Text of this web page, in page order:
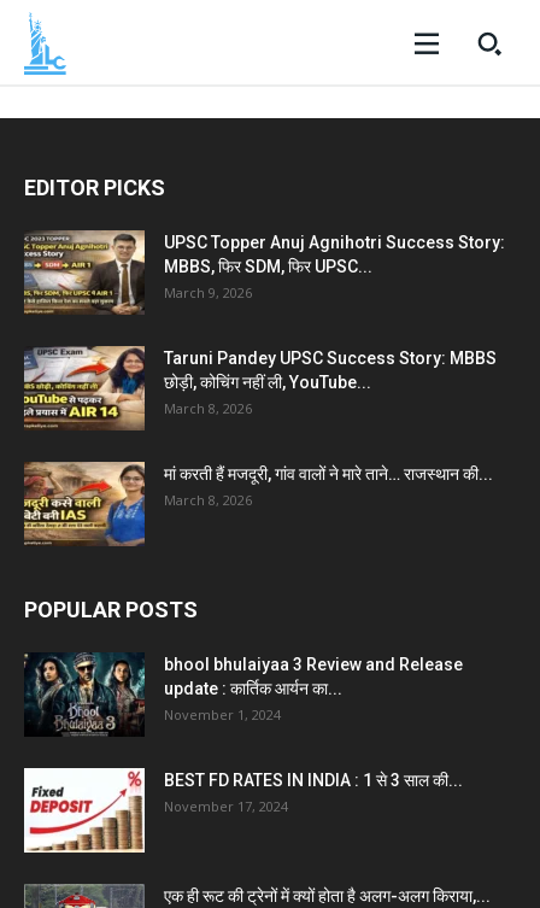
EDITOR PICKS
UPSC Topper Anuj Agnihotri Success Story:
MBBS, फिर SDM, फिर UPSC...
March 9, 2026
Taruni Pandey UPSC Success Story: MBBS
छोड़ी, कोचिंग नहीं ली, YouTube...
March 8, 2026
मां करती हैं मजदूरी, गांव वालों ने मारे ताने… राजस्थान की...
March 8, 2026
POPULAR POSTS
bhool bhulaiyaa 3 Review and Release
update : कार्तिक आर्यन का...
November 1, 2024
BEST FD RATES IN INDIA : 1 से 3 साल की...
November 17, 2024
एक ही रूट की ट्रेनों में क्यों होता है अलग-अलग किराया,...